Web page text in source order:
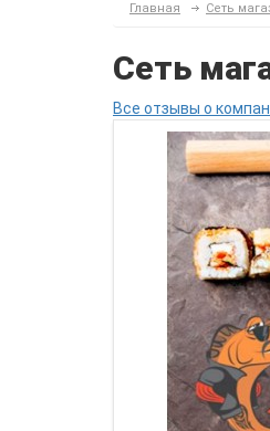
Главная Сеть
Сеть
Все отзывы о